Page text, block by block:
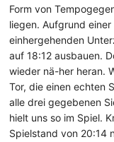
Form von
liegen. Aufgrund
einhergehenden
auf 18:12 ausbauen.
wieder nä-her heran.
Tor, die einen echten
alle drei gegebenen
hielt uns so im Spiel.
Spielstand von 20:14